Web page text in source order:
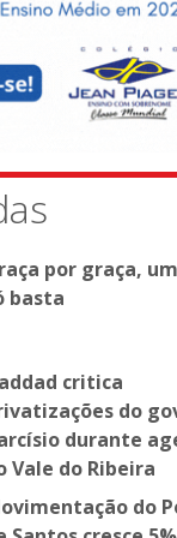
por graça,
basta
critica
do
durante
Vale do Ribeira
do